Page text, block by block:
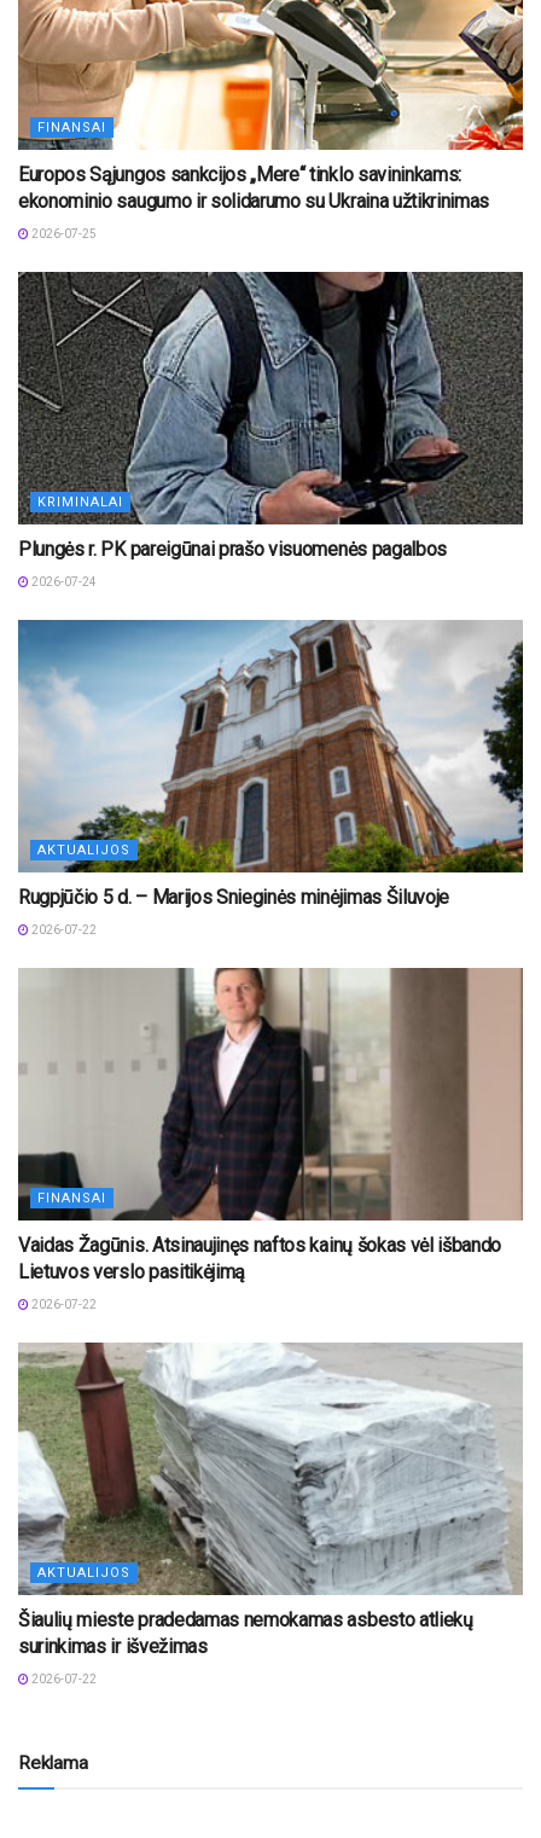
FINANSAI
Europos Sąjungos sankcijos „Mere“ tinklo savininkams:
ekonominio saugumo ir solidarumo su Ukraina užtikrinimas
2026-07-25
KRIMINALAI
Plungės r. PK pareigūnai prašo visuomenės pagalbos
2026-07-24
AKTUALIJOS
Rugpjūčio 5 d. – Marijos Snieginės minėjimas Šiluvoje
2026-07-22
FINANSAI
Vaidas Žagūnis. Atsinaujinęs naftos kainų šokas vėl išbando
Lietuvos verslo pasitikėjimą
2026-07-22
AKTUALIJOS
Šiaulių mieste pradedamas nemokamas asbesto atliekų
surinkimas ir išvežimas
2026-07-22
Reklama